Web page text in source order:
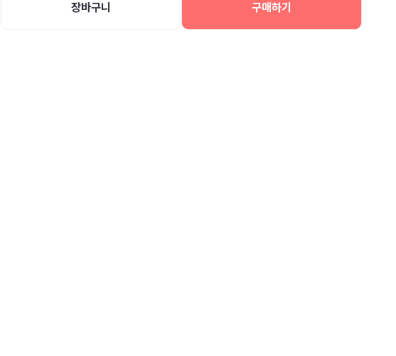
장바구니 구매하기